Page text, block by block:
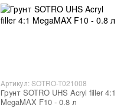
Артикул: SOTRO-T021008
Грунт SOTRO UHS Acryl filler 4:1
MegaMAX F10 - 0.8 л